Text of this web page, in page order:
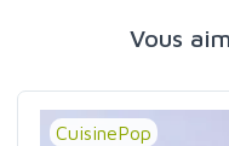
Vous
CuisinePop